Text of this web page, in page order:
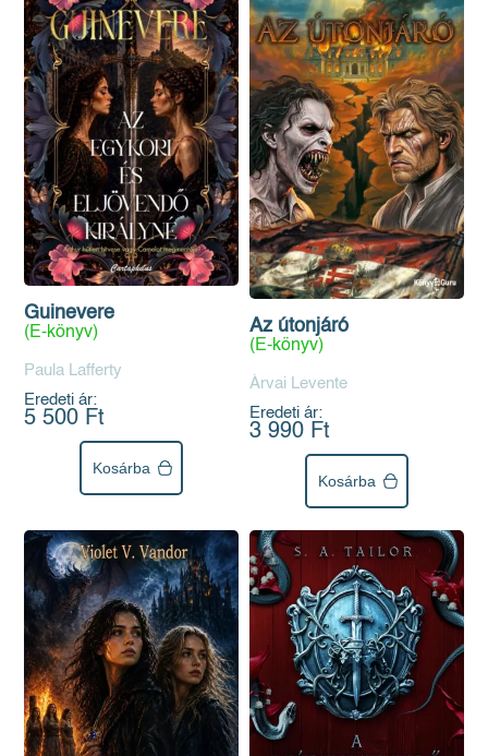
Guinevere
(E-könyv)
Paula Lafferty
Eredeti ár:
5 500 Ft
Kosárba
Az útonjáró
(E-könyv)
Árvai Levente
Eredeti ár:
3 990 Ft
Kosárba